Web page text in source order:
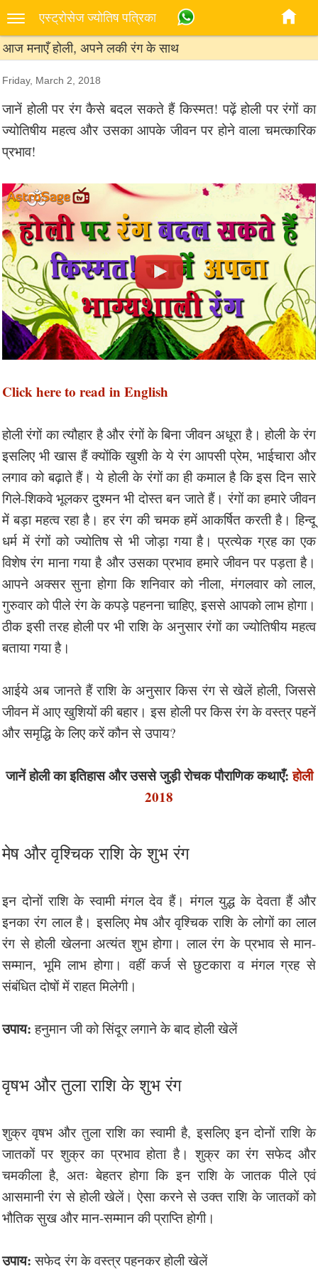
एस्‍ट्रोसेज ज्‍योतिष पत्रिका
आज मनाएँ होली, अपने लकी रंग के साथ
Friday, March 2, 2018
जानें होली पर रंग कैसे बदल सकते हैं किस्मत! पढ़ें होली पर रंगों का
ज्योतिषीय महत्व और उसका आपके जीवन पर होने वाला चमत्कारिक
प्रभाव!
Click here to read in English
होली रंगों का त्यौहार है और रंगों के बिना जीवन अधूरा है। होली के रंग
इसलिए भी खास हैं क्योंकि खुशी के ये रंग आपसी प्रेम, भाईचारा और
लगाव को बढ़ाते हैं। ये होली के रंगों का ही कमाल है कि इस दिन सारे
गिले-शिकवे भूलकर दुश्मन भी दोस्त बन जाते हैं। रंगों का हमारे जीवन
में बड़ा महत्व रहा है। हर रंग की चमक हमें आकर्षित करती है। हिन्दू
धर्म में रंगों को ज्योतिष से भी जोड़ा गया है। प्रत्येक ग्रह का एक
विशेष रंग माना गया है और उसका प्रभाव हमारे जीवन पर पड़ता है।
आपने अक्सर सुना होगा कि शनिवार को नीला, मंगलवार को लाल,
गुरुवार को पीले रंग के कपड़े पहनना चाहिए, इससे आपको लाभ होगा।
ठीक इसी तरह होली पर भी राशि के अनुसार रंगों का ज्योतिषीय महत्व
बताया गया है।
आईये अब जानते हैं राशि के अनुसार किस रंग से खेलें होली, जिससे
जीवन में आए खुशियों की बहार। इस होली पर किस रंग के वस्त्र पहनें
और समृद्धि के लिए करें कौन से उपाय?
जानें होली का इतिहास और उससे जुड़ी रोचक पौराणिक कथाएँ:होली
2018
मेष और वृश्चिक राशि के शुभ रंग
इन दोनों राशि के स्वामी मंगल देव हैं। मंगल युद्ध के देवता हैं और
इनका रंग लाल है। इसलिए मेष और वृश्चिक राशि के लोगों का लाल
रंग से होली खेलना अत्यंत शुभ होगा। लाल रंग के प्रभाव से मान-
सम्मान, भूमि लाभ होगा। वहीं कर्ज से छुटकारा व मंगल ग्रह से
संबंधित दोषों में राहत मिलेगी।
उपाय: हनुमान जी को सिंदूर लगाने के बाद होली खेलें
वृषभ और तुला राशि के शुभ रंग
शुक्र वृषभ और तुला राशि का स्वामी है, इसलिए इन दोनों राशि के
जातकों पर शुक्र का प्रभाव होता है। शुक्र का रंग सफेद और
चमकीला है, अतः बेहतर होगा कि इन राशि के जातक पीले एवं
आसमानी रंग से होली खेलें। ऐसा करने से उक्त राशि के जातकों को
भौतिक सुख और मान-सम्मान की प्राप्ति होगी।
उपाय: सफेद रंग के वस्त्र पहनकर होली खेलें